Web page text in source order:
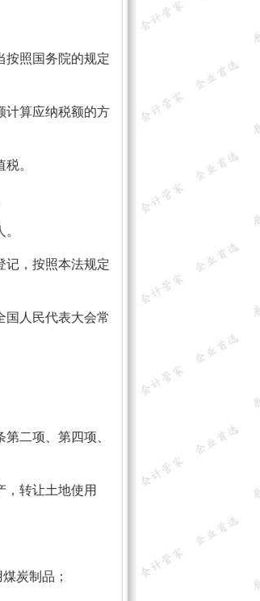
照国务院的规定
算应纳税额的方
。
记，按照本法规定
国人民代表大会常
二项、第四项、
，转让土地使用
炭制品；